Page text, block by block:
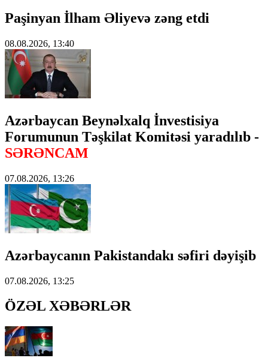
Paşinyan İlham Əliyevə zəng etdi
08.08.2026, 13:40
Azərbaycan Beynəlxalq İnvestisiya
Forumunun Təşkilat Komitəsi yaradılıb -
SƏRƏNCAM
07.08.2026, 13:26
Azərbaycanın Pakistandakı səfiri dəyişib
07.08.2026, 13:25
ÖZƏL XƏBƏRLƏR